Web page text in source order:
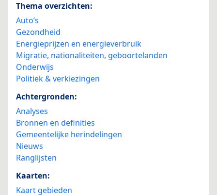
Thema overzichten:
Auto’s
Gezondheid
Energieprijzen en energieverbruik
Migratie, nationaliteiten, geboortelanden
Onderwijs
Politiek & verkiezingen
Achtergronden:
Analyses
Bronnen en definities
Gemeentelijke herindelingen
Nieuws
Ranglijsten
Kaarten:
Kaart gebieden